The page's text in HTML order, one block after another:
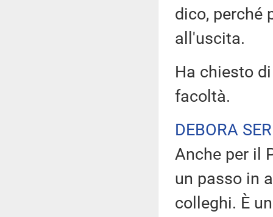
dico, perché
all'uscita.
Ha chiesto
facoltà.
DEBORA
Anche per il
un passo in
colleghi. È